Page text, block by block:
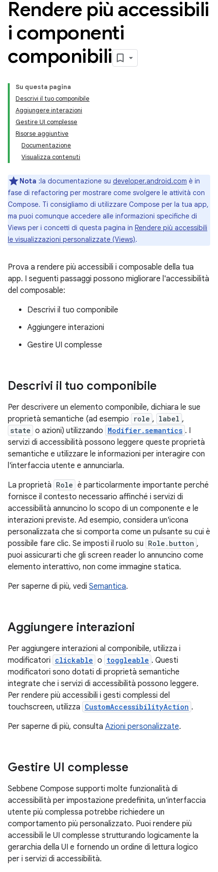
Rendere più accessibili
i componenti
componibili
Su questa pagina
Descrivi il tuo componibile
Aggiungere interazioni
Gestire UI complesse
Risorse aggiuntive
Documentazione
Visualizza contenuti
Nota :la documentazione su developer.android.com è in
fase di refactoring per mostrare come svolgere le attività con
Compose. Ti consigliamo di utilizzare Compose per la tua app,
ma puoi comunque accedere alle informazioni specifiche di
Views per i concetti di questa pagina in Rendere più accessibili
le visualizzazioni personalizzate (Views).
Prova a rendere più accessibili i composable della tua
app. I seguenti passaggi possono migliorare l'accessibilità
del composable:
Descrivi il tuo componibile
Aggiungere interazioni
Gestire UI complesse
Descrivi il tuo componibile
Per descrivere un elemento componibile, dichiara le sue
proprietà semantiche (ad esempio
role , label ,
state o azioni) utilizzando Modifier.semantics . I
servizi di accessibilità possono leggere queste proprietà
semantiche e utilizzare le informazioni per interagire con
l'interfaccia utente e annunciarla.
La proprietà Role è particolarmente importante perché
fornisce il contesto necessario affinché i servizi di
accessibilità annuncino lo scopo di un componente e le
interazioni previste. Ad esempio, considera un'icona
personalizzata che si comporta come un pulsante su cui è
possibile fare clic. Se imposti il ruolo su Role.button ,
puoi assicurarti che gli screen reader lo annuncino come
elemento interattivo, non come immagine statica.
Per saperne di più, vedi Semantica.
Aggiungere interazioni
Per aggiungere interazioni al componibile, utilizza i
modificatori clickable o toggleable . Questi
modificatori sono dotati di proprietà semantiche
integrate che i servizi di accessibilità possono leggere.
Per rendere più accessibili i gesti complessi del
touchscreen, utilizza CustomAccessibilityAction .
Per saperne di più, consulta Azioni personalizzate.
Gestire UI complesse
Sebbene Compose supporti molte funzionalità di
accessibilità per impostazione predefinita, un'interfaccia
utente più complessa potrebbe richiedere un
comportamento più personalizzato. Puoi rendere più
accessibili le UI complesse strutturando logicamente la
gerarchia della UI e fornendo un ordine di lettura logico
per i servizi di accessibilità.